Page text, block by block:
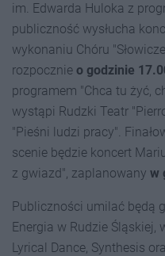
im. Edwarda Huloka z
publiczność wysłucha
wykonaniu Chóru
rozpocznie o godzinie
programem "Chca tu żyć,
wystąpi Rudzki Teatr
"Pieśni ludzi pracy".
scenie będzie koncert
z gwiazd", zaplanowany w
Publiczności umilać będą
Energia w Rudzie Śląskiej,
Lyrical Dance, Synthesis